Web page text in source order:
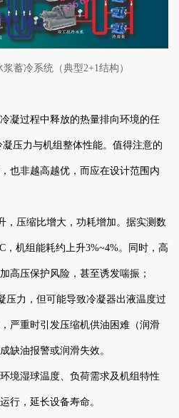
蓄冷系统（典型2+1结构）
凝过程中释放的热量排向环境的任
压力与机组整体性能。值得注意的
也非越高越优，而应在设计范围内
，压缩比增大，功耗增加。据实测数
，机组能耗约上升3%~4%。同时，高
高压保护风险，甚至诱发喘振；
压力，但可能导致冷凝器出液温度过
严重时引发压缩机供油困难（润滑
缺油报警或润滑失效。
境湿球温度、负荷需求及机组特性
行，延长设备寿命。